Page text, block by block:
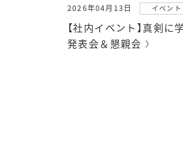
2026年04月13日 イベント
【社内イベント】真剣に
発表会＆懇親会